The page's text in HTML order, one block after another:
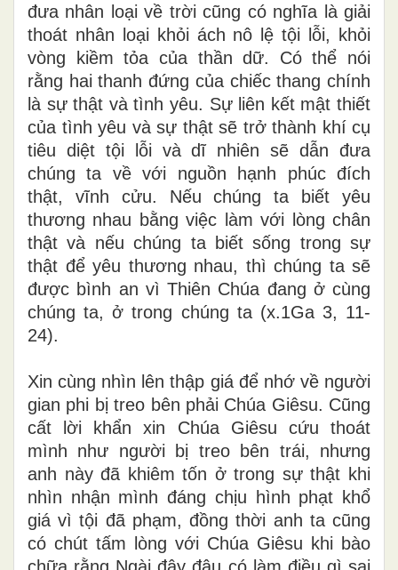
đưa nhân loại về trời cũng có nghĩa là giải
thoát nhân loại khỏi ách nô lệ tội lỗi, khỏi
vòng kiềm tỏa của thần dữ. Có thể nói
rằng hai thanh đứng của chiếc thang chính
là sự thật và tình yêu. Sự liên kết mật thiết
của tình yêu và sự thật sẽ trở thành khí cụ
tiêu diệt tội lỗi và dĩ nhiên sẽ dẫn đưa
chúng ta về với nguồn hạnh phúc đích
thật, vĩnh cửu. Nếu chúng ta biết yêu
thương nhau bằng việc làm với lòng chân
thật và nếu chúng ta biết sống trong sự
thật để yêu thương nhau, thì chúng ta sẽ
được bình an vì Thiên Chúa đang ở cùng
chúng ta, ở trong chúng ta (x.1Ga 3, 11-
24).
Xin cùng nhìn lên thập giá để nhớ về người
gian phi bị treo bên phải Chúa Giêsu. Cũng
cất lời khẩn xin Chúa Giêsu cứu thoát
mình như người bị treo bên trái, nhưng
anh này đã khiêm tốn ở trong sự thật khi
nhìn nhận mình đáng chịu hình phạt khổ
giá vì tội đã phạm, đồng thời anh ta cũng
có chút tấm lòng với Chúa Giêsu khi bào
chữa rằng Ngài đây đâu có làm điều gì sai